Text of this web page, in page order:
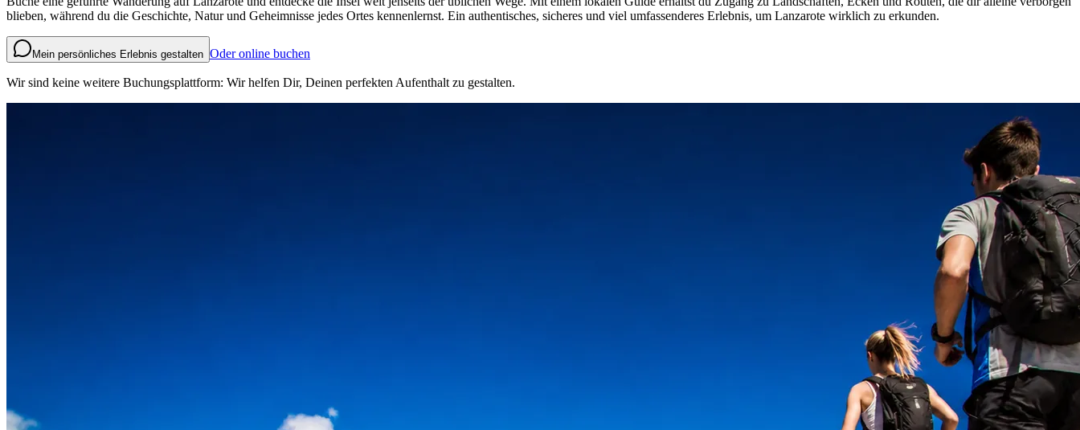
blieben, während du die Geschichte, Natur und Geheimnisse jedes Ortes kennenlernst. Ein authentisches, sicheres und viel umfassenderes Erlebnis, um Lanzarote wirklich zu erkunden.
Mein persönliches Erlebnis gestalten Oder online buchen
Wir sind keine weitere Buchungsplattform: Wir helfen Dir, Deinen perfekten Aufenthalt zu gestalten.